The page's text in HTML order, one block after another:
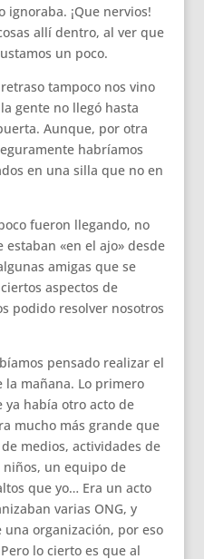
¡Que nervios!
allí dentro, al ver que
un poco.
tampoco nos vino
gente no llegó hasta
Aunque, por otra
habríamos
en una silla que no en
fueron llegando, no
«en el ajo» desde
amigas que se
aspectos de
podido resolver nosotros
pensado realizar el
la mañana. Lo primero
había otro acto de
mucho más grande que
medios, actividades de
un equipo de
que yo… Era un acto
varias ONG, y
organización, por eso
lo cierto es que al